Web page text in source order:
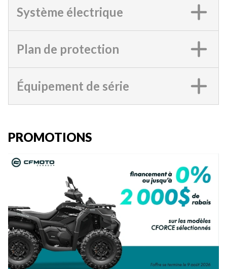
Système électrique
Plan de protection
Équipement de série
PROMOTIONS